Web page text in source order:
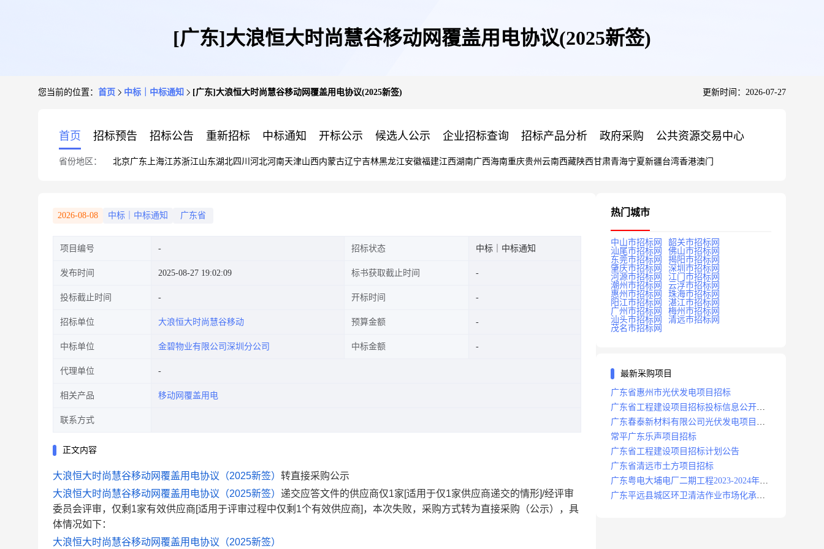
[广东]大浪恒大时尚慧谷移动网覆盖用电协议(2025新签)
您当前的位置： 首页 中标｜中标通知 [广东]大浪恒大时尚慧谷移动网覆盖用电协议(2025新签) 更新时间：2026-07-27
首页 招标预告 招标公告 重新招标 中标通知 开标公示 候选人公示 企业招标查询 招标产品分析 政府采购 公共资源交易中心
省份地区： 北京广东 上海江苏浙江山东湖北四川 河北河南天津山西内蒙古辽宁吉林黑龙江安徽福建江西湖南广西海南重庆贵州 云南西藏陕西甘肃青海宁夏新疆台湾香港澳门
2026-08-08 中标｜中标通知 广东省
项目编号 招标状态 中标｜中标通知
发布时间 2025-08-27 19:02:09 标书获取截止时间
投标截止时间 开标时间
招标单位 大浪恒大时尚慧谷移动 预算金额
中标单位 金碧物业有限公司深圳分公司 中标金额
代理单位
相关产品 移动网覆盖用电
联系方式
正文内容
大浪恒大时尚慧谷移动网覆盖用电协议（2025新签） 转直接采购公示
大浪恒大时尚慧谷移动网覆盖用电协议（2025新签） 递交应答文件的供应商仅1家[适用于仅1家供应商递交的情形]/经评审
委员会评审，仅剩1家有效供应商[适用于评审过程中仅剩1个有效供应商]，本次失败，采购方式转为直接采购（公示），具
体情况如下：
大浪恒大时尚慧谷移动网覆盖用电协议（2025新签）
热门城市
中山市招标网
韶关市招标网
汕尾市招标网
佛山市招标网
东莞市招标网
揭阳市招标网
肇庆市招标网
深圳市招标网
河源市招标网
江门市招标网
潮州市招标网
云浮市招标网
惠州市招标网
珠海市招标网
阳江市招标网
湛江市招标网
广州市招标网
梅州市招标网
汕头市招标网
清远市招标网
茂名市招标网
最新采购项目
广东省惠州市光伏发电项目招标
广东省工程建设项目招标投标信息公开目
录
广东春泰新材料有限公司光伏发电项目招
标
常平广东乐声项目招标
广东省工程建设项目招标计划公告
广东省清远市土方项目招标
广东粤电大埔电厂二期工程2023-2024年度
安保服务项目招标公告
广东平远县城区环卫清洁作业市场化承包